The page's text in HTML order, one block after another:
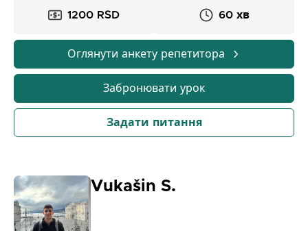
1200 RSD 60 хв
Оглянути анкету репетитора
Забронювати урок
Задати питання
Vukašin S.